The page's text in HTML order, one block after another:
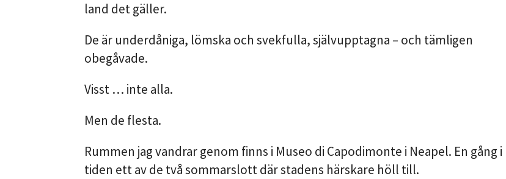
land det gäller.
De är underdåniga, lömska och svekfulla, självupptagna – och tämligen
obegåvade.
Visst … inte alla.
Men de flesta.
Rummen jag vandrar genom finns i Museo di Capodimonte i Neapel. En gång i
tiden ett av de två sommarslott där stadens härskare höll till.